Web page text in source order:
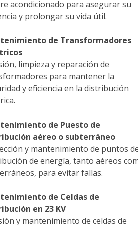
acondicionado para asegurar su
y prolongar su vida útil.
de Transformadores
limpieza y reparación de
para mantener la
y eficiencia en la distribución
de Puesto de
aéreo o subterráneo
y mantenimiento de puntos
de energía, tanto aéreos
para evitar fallas.
de Celdas de
en 23 KV
y mantenimiento de celdas de